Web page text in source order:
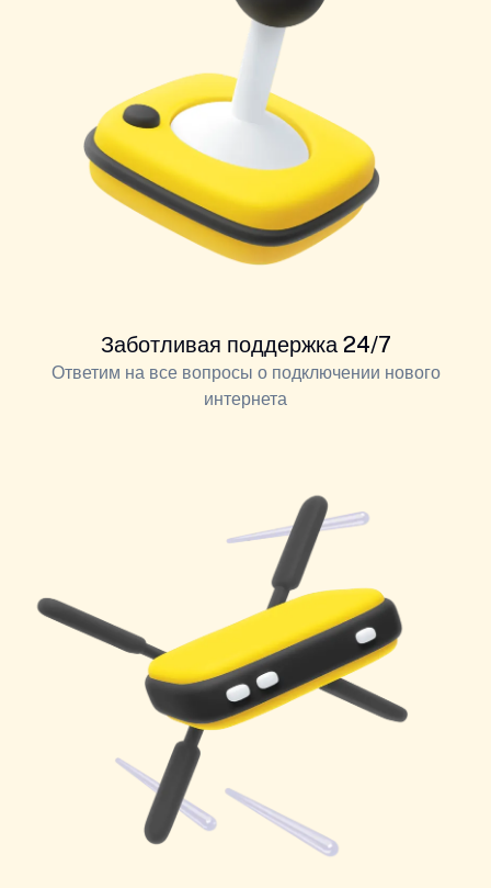
Заботливая поддержка 24/7
Ответим на все вопросы о подключении нового
интернета